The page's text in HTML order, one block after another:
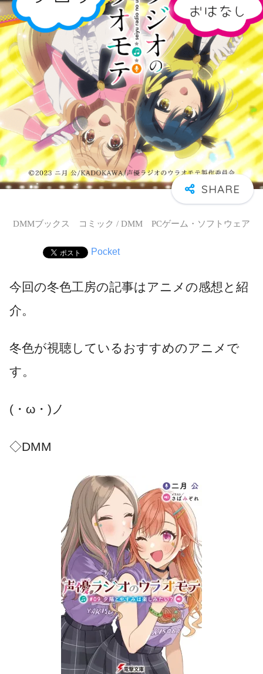
DMMブックス コミック / DMM PCゲーム・ソフトウェア
Pocket
今回の冬色工房の記事はアニメの感想と紹
介。
冬色が視聴しているおすすめのアニメで
す。
(・ω・)ノ
◇DMM